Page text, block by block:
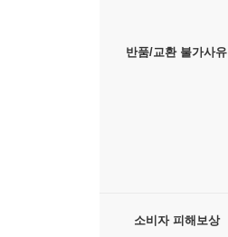
반품/교환 불가사유
소비자 피해보상